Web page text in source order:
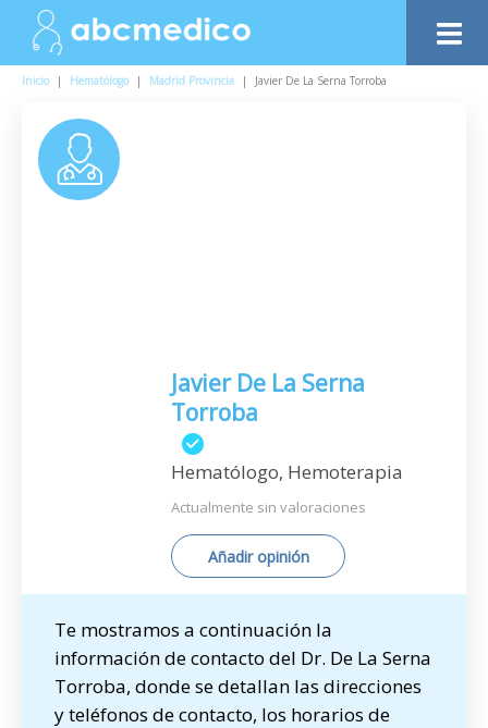
Inicio | Hematólogo | Madrid Provincia | Javier De La Serna Torroba
Javier De La Serna
Torroba
Hematólogo, Hemoterapia
Actualmente sin valoraciones
Añadir opinión
Te mostramos a continuación la
información de contacto del Dr. De La Serna
Torroba, donde se detallan las direcciones
y teléfonos de contacto, los horarios de